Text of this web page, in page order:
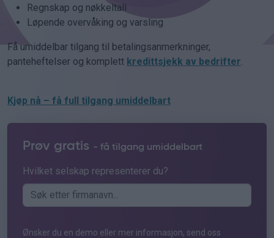
Regnskap og nøkkeltall
Løpende overvåking og varsling
Få umiddelbar tilgang til betalingsanmerkninger,
panteheftelser og komplett kredittsjekk av bedrifter.
Kjøp nå – få full tilgang umiddelbart
Prøv gratis - få tilgang umiddelbart
Hvilket selskap representerer du?
Ønsker du en demo eller mer informasjon, send oss